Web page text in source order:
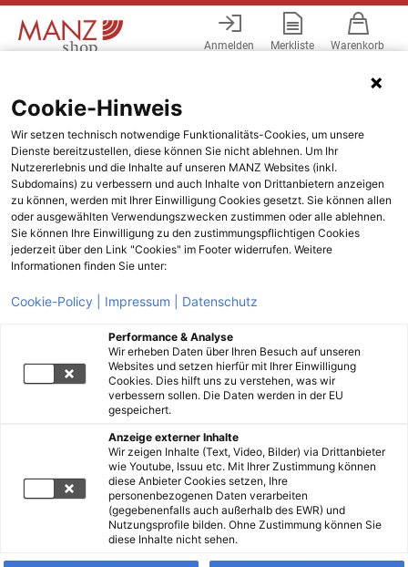
Anmelden Merkliste Warenkorb
Cookie-Hinweis
Wir setzen technisch notwendige Funktionalitäts-Cookies, um unsere
Dienste bereitzustellen, diese können Sie nicht ablehnen. Um Ihr
Nutzererlebnis und die Inhalte auf unseren MANZ Websites (inkl.
Subdomains) zu verbessern und auch Inhalte von Drittanbietern anzeigen
zu können, werden mit Ihrer Einwilligung Cookies gesetzt. Sie können allen
oder ausgewählten Verwendungszwecken zustimmen oder alle ablehnen.
Sie können Ihre Einwilligung zu den zustimmungspflichtigen Cookies
jederzeit über den Link "Cookies" im Footer widerrufen. Weitere
Informationen finden Sie unter:
Cookie-Policy | Impressum | Datenschutz
Performance & Analyse
Wir erheben Daten über Ihren Besuch auf unseren
Websites und setzen hierfür mit Ihrer Einwilligung
Cookies. Dies hilft uns zu verstehen, was wir
verbessern sollen. Die Daten werden in der EU
gespeichert.
Anzeige externer Inhalte
Wir zeigen Inhalte (Text, Video, Bilder) via Drittanbieter
wie Youtube, Issuu etc. Mit Ihrer Zustimmung können
diese Anbieter Cookies setzen, Ihre
personenbezogenen Daten verarbeiten
(gegebenenfalls auch außerhalb des EWR) und
Nutzungsprofile bilden. Ohne Zustimmung können Sie
diese Inhalte nicht sehen.